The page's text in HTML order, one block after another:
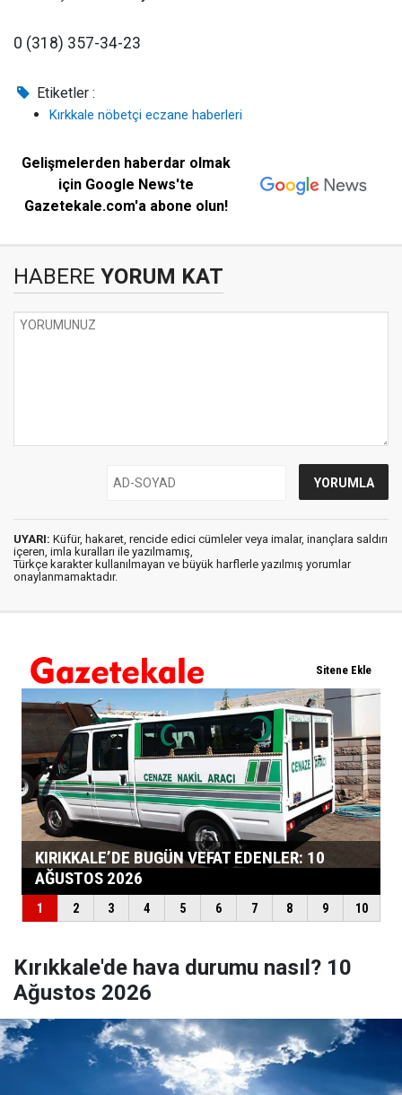
0 (318) 357-34-23
Etiketler :
Kırkkale nöbetçi eczane haberleri
Gelişmelerden haberdar olmak
için Google News'te
Gazetekale.com'a abone olun!
HABERE YORUM KAT
UYARI: Küfür, hakaret, rencide edici cümleler veya imalar, inançlara saldırı
içeren, imla kuralları ile yazılmamış,
Türkçe karakter kullanılmayan ve büyük harflerle yazılmış yorumlar
onaylanmamaktadır.
Kırıkkale'de hava durumu nasıl? 10
Ağustos 2026